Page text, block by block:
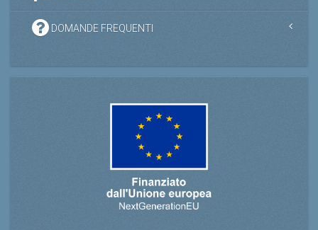
DOMANDE FREQUENTI